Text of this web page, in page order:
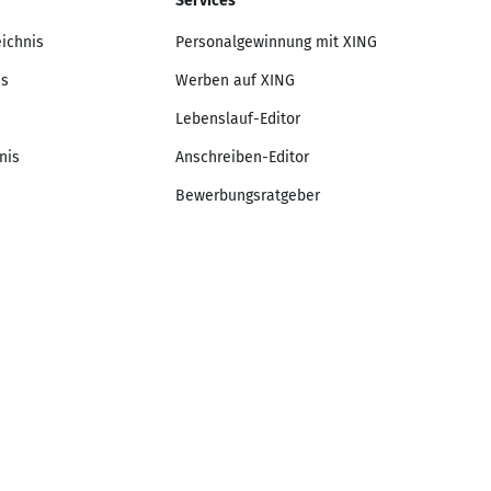
Personalgewinnung mit XING
Werben auf XING
Lebenslauf-Editor
Anschreiben-Editor
Bewerbungsratgeber